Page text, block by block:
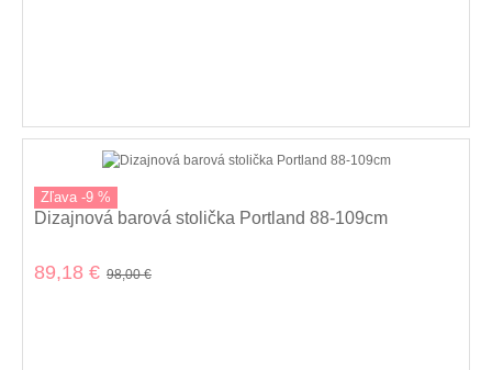
Zľava -9 %
Dizajnová barová stolička Portland 88-109cm
89,18 € 98,00 €